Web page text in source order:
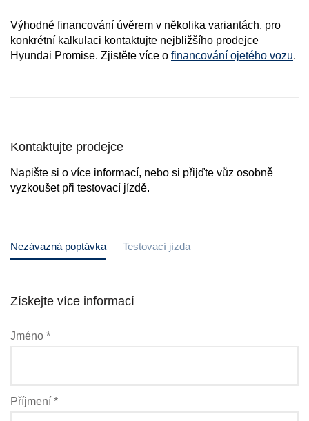
Výhodné financování úvěrem v několika variantách, pro
konkrétní kalkulaci kontaktujte nejbližšího prodejce
Hyundai Promise. Zjistěte více o financování ojetého vozu.
Kontaktujte prodejce
Napište si o více informací, nebo si přijďte vůz osobně
vyzkoušet při testovací jízdě.
Nezávazná poptávka Testovací jízda
Získejte více informací
Jméno *
Příjmení *